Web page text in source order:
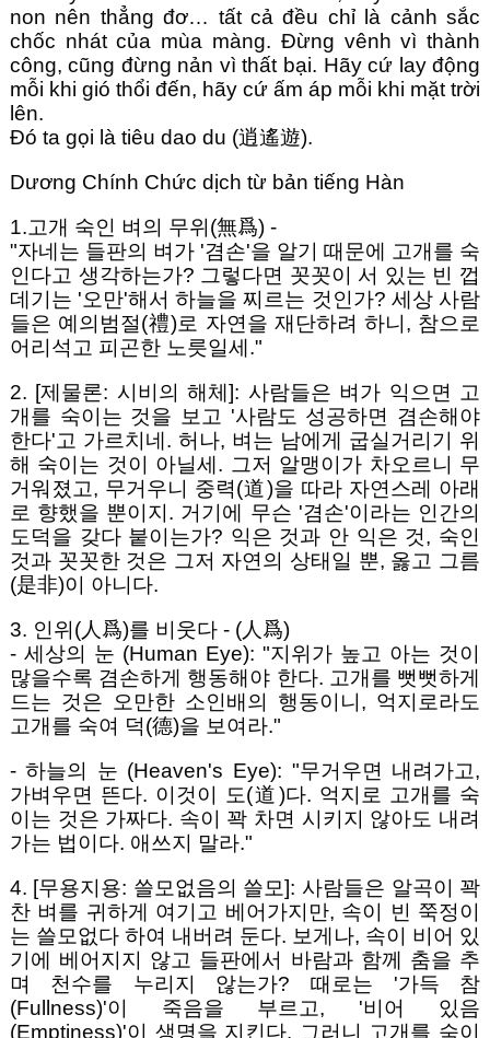
non nên thẳng đơ… tất cả đều chỉ là cảnh sắc
chốc nhát của mùa màng. Đừng vênh vì thành
công, cũng đừng nản vì thất bại. Hãy cứ lay động
mỗi khi gió thổi đến, hãy cứ ấm áp mỗi khi mặt trời
lên.
Đó ta gọi là tiêu dao du (逍遙遊).
Dương Chính Chức dịch từ bản tiếng Hàn
1.고개 숙인 벼의 무위(無爲) -
"자네는 들판의 벼가 '겸손'을 알기 때문에 고개를 숙
인다고 생각하는가? 그렇다면 꼿꼿이 서 있는 빈 껍
데기는 '오만'해서 하늘을 찌르는 것인가? 세상 사람
들은 예의범절(禮)로 자연을 재단하려 하니, 참으로
어리석고 피곤한 노릇일세."
2. [제물론: 시비의 해체]: 사람들은 벼가 익으면 고
개를 숙이는 것을 보고 '사람도 성공하면 겸손해야
한다'고 가르치네. 허나, 벼는 남에게 굽실거리기 위
해 숙이는 것이 아닐세. 그저 알맹이가 차오르니 무
거워졌고, 무거우니 중력(道)을 따라 자연스레 아래
로 향했을 뿐이지. 거기에 무슨 '겸손'이라는 인간의
도덕을 갖다 붙이는가? 익은 것과 안 익은 것, 숙인
것과 꼿꼿한 것은 그저 자연의 상태일 뿐, 옳고 그름
(是非)이 아니다.
3. 인위(人爲)를 비웃다 - (人爲)
- 세상의 눈 (Human Eye): "지위가 높고 아는 것이
많을수록 겸손하게 행동해야 한다. 고개를 뻣뻣하게
드는 것은 오만한 소인배의 행동이니, 억지로라도
고개를 숙여 덕(德)을 보여라."
- 하늘의 눈 (Heaven's Eye): "무거우면 내려가고,
가벼우면 뜬다. 이것이 도(道)다. 억지로 고개를 숙
이는 것은 가짜다. 속이 꽉 차면 시키지 않아도 내려
가는 법이다. 애쓰지 말라."
4. [무용지용: 쓸모없음의 쓸모]: 사람들은 알곡이 꽉
찬 벼를 귀하게 여기고 베어가지만, 속이 빈 쭉정이
는 쓸모없다 하여 내버려 둔다. 보게나, 속이 비어 있
기에 베어지지 않고 들판에서 바람과 함께 춤을 추
며 천수를 누리지 않는가? 때로는 '가득 참
(Fullness)'이 죽음을 부르고, '비어 있음
(Emptiness)'이 생명을 지킨다. 그러니 고개를 숙이